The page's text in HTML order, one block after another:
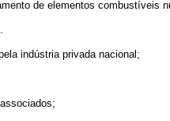
de elementos combustíveis
indústria privada nacional;